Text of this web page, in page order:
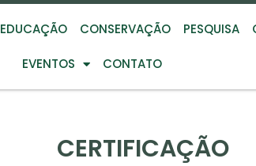
EDUCAÇÃO CONSERVAÇÃO PESQUISA
EVENTOS CONTATO
CERTIFICAÇÃO